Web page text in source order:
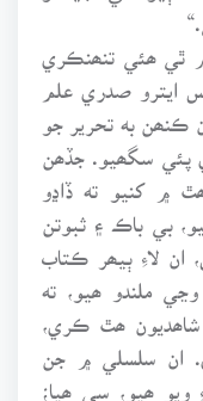
ٿي ھئي تنھنڪري
ايترو صدري علم
ڪنھن به تحرير جو
پئي سگھيو. جڏھن
۾ کنيو ته ڏاڍو
بي باڪ ۽ ثبوتن
لاءِ ٻيھر ڪتاب
ملندو ھيو، ته
شاھديون ھٿ ڪري،
ان سلسلي ۾ جن
ويو ھيو، سي ھيا؛